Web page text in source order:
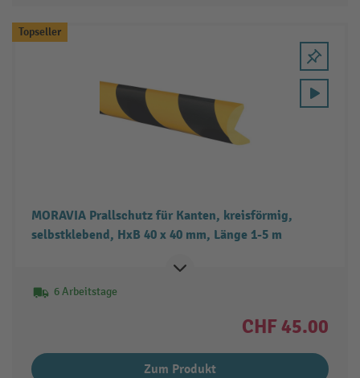
Topseller
MORAVIA Prallschutz für Kanten, kreisförmig,
selbstklebend, HxB 40 x 40 mm, Länge 1-5 m
6 Arbeitstage
CHF 45.00
Zum Produkt